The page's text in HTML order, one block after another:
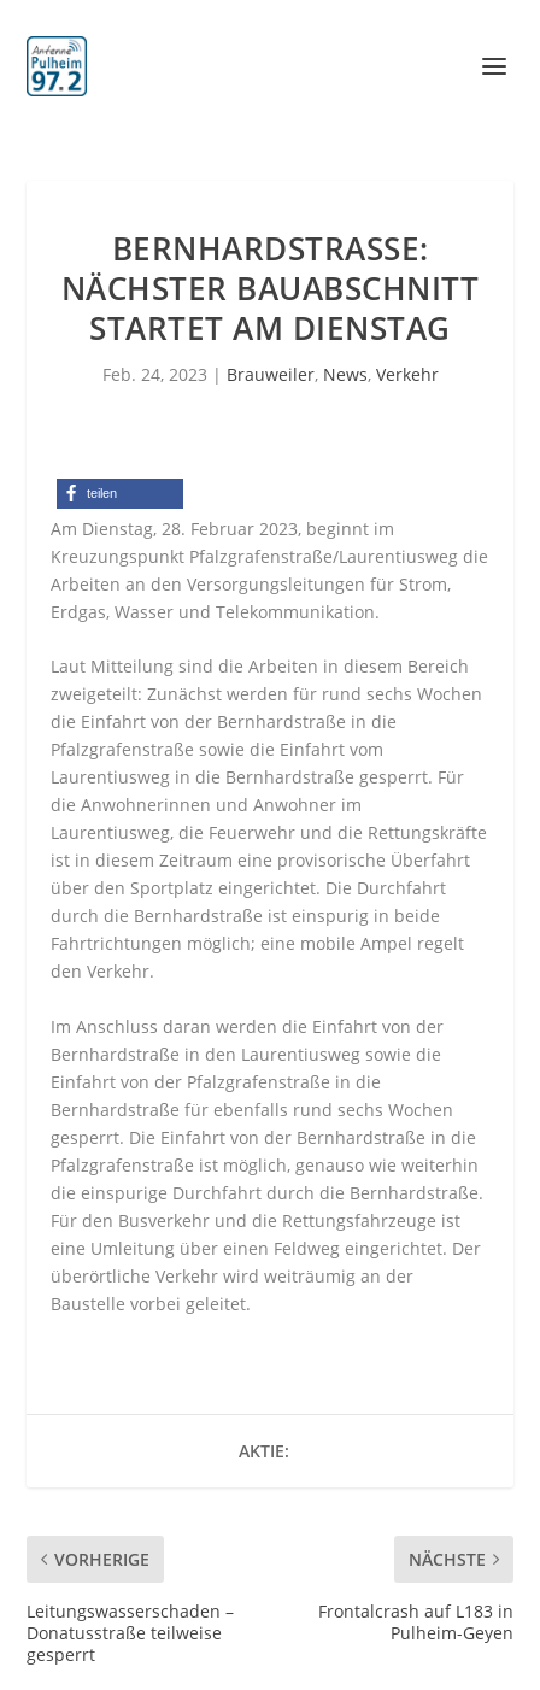
BERNHARDSTRASSE: N
ÄCHSTER BAUABSCHNITT S
TARTET AM DIENSTAG
Feb. 24, 2023 | Brauweiler, News, Verkehr
teilen
Am Dienstag, 28. Februar 2023, beginnt im
Kreuzungspunkt Pfalzgrafenstraße/Laurentiusweg die
Arbeiten an den Versorgungsleitungen für Strom,
Erdgas, Wasser und Telekommunikation.
Laut Mitteilung sind die Arbeiten in diesem Bereich
zweigeteilt: Zunächst werden für rund sechs Wochen
die Einfahrt von der Bernhardstraße in die
Pfalzgrafenstraße sowie die Einfahrt vom
Laurentiusweg in die Bernhardstraße gesperrt. Für
die Anwohnerinnen und Anwohner im
Laurentiusweg, die Feuerwehr und die Rettungskräfte
ist in diesem Zeitraum eine provisorische Überfahrt
über den Sportplatz eingerichtet. Die Durchfahrt
durch die Bernhardstraße ist einspurig in beide
Fahrtrichtungen möglich; eine mobile Ampel regelt
den Verkehr.
Im Anschluss daran werden die Einfahrt von der
Bernhardstraße in den Laurentiusweg sowie die
Einfahrt von der Pfalzgrafenstraße in die
Bernhardstraße für ebenfalls rund sechs Wochen
gesperrt. Die Einfahrt von der Bernhardstraße in die
Pfalzgrafenstraße ist möglich, genauso wie weiterhin
die einspurige Durchfahrt durch die Bernhardstraße.
Für den Busverkehr und die Rettungsfahrzeuge ist
eine Umleitung über einen Feldweg eingerichtet. Der
überörtliche Verkehr wird weiträumig an der
Baustelle vorbei geleitet.
AKTIE:
VORHERIGE
Leitungswasserschaden –
Donatusstraße teilweise
gesperrt
NÄCHSTE
Frontalcrash auf L183 in
Pulheim-Geyen